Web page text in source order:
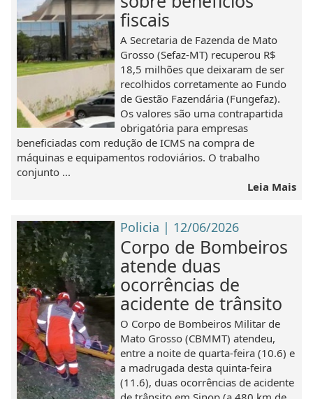
fiscais
A Secretaria de Fazenda de Mato
Grosso (Sefaz-MT) recuperou R$
18,5 milhões que deixaram de ser
recolhidos corretamente ao Fundo
de Gestão Fazendária (Fungefaz).
Os valores são uma contrapartida
obrigatória para empresas
beneficiadas com redução de ICMS na compra de
máquinas e equipamentos rodoviários. O trabalho
conjunto ...
Leia Mais
Policia | 12/06/2026
Corpo de Bombeiros
atende duas
ocorrências de
acidente de trânsito
O Corpo de Bombeiros Militar de
Mato Grosso (CBMMT) atendeu,
entre a noite de quarta-feira (10.6) e
a madrugada desta quinta-feira
(11.6), duas ocorrências de acidente